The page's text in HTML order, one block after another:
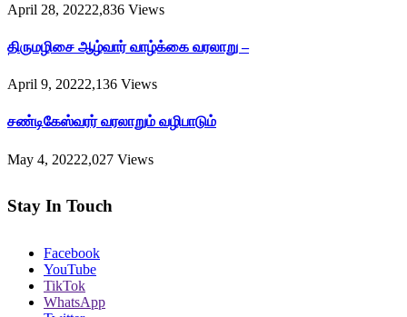
April 28, 20222,836 Views
திருமழிசை ஆழ்வார் வாழ்க்கை வரலாறு –
April 9, 20222,136 Views
சண்டிகேஸ்வரர் வரலாறும் வழிபாடும்
May 4, 20222,027 Views
Stay In Touch
Facebook
YouTube
TikTok
WhatsApp